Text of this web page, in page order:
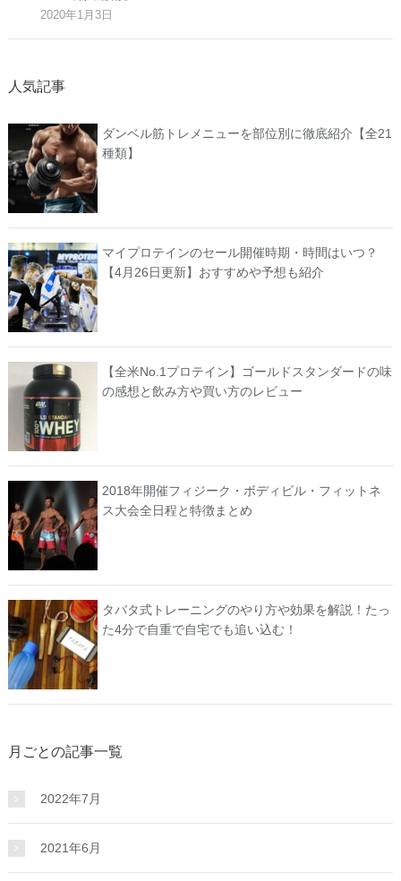
2020年1月3日
人気記事
ダンベル筋トレメニューを部位別に徹底紹介【全21
種類】
マイプロテインのセール開催時期・時間はいつ？
【4月26日更新】おすすめや予想も紹介
【全米No.1プロテイン】ゴールドスタンダードの味
の感想と飲み方や買い方のレビュー
2018年開催フィジーク・ボディビル・フィットネ
ス大会全日程と特徴まとめ
タバタ式トレーニングのやり方や効果を解説！たっ
た4分で自重で自宅でも追い込む！
月ごとの記事一覧
2022年7月
2021年6月